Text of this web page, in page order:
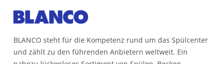
BLANCO steht für die Kompetenz rund um das Spülcenter
und zählt zu den führenden Anbietern weltweit. Ein